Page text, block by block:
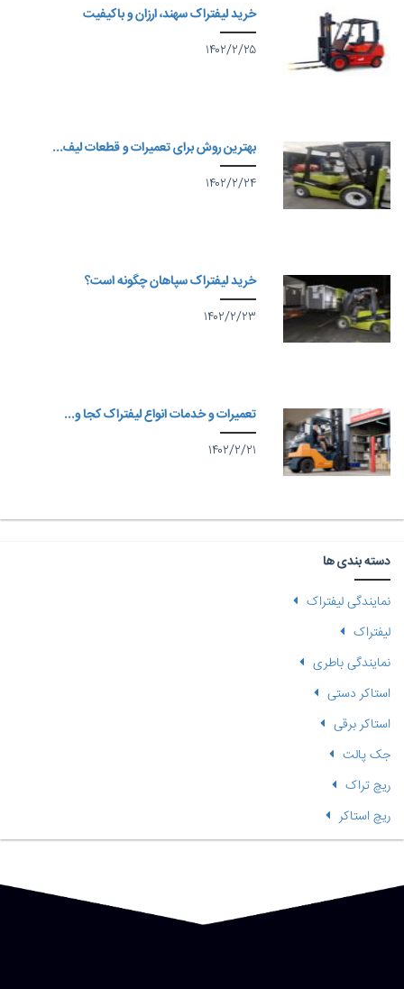
خرید لیفتراک سهند، ارزان و باکیفیت
۱۴۰۲/۲/۲۵
بهترین روش برای تعمیرات و قطعات لیف...
۱۴۰۲/۲/۲۴
خرید لیفتراک سپاهان چگونه است؟
۱۴۰۲/۲/۲۳
تعمیرات و خدمات انواع لیفتراک کجا و...
۱۴۰۲/۲/۲۱
دسته بندی ها
نمایندگی لیفتراک
لیفتراک
نمایندگی باطری
استاکر دستی
استاکر برقی
جک پالت
ریچ تراک
ریچ استاکر